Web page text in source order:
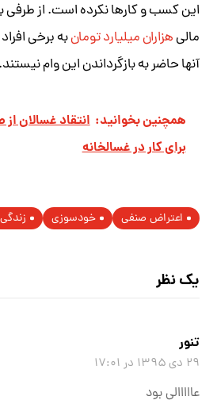
این کسب و کارها نکرده است. از
مالیهزاران میلیارد تومانبه برخی
آنها حاضر به بازگرداندن این وام نیستند.
همچنین بخوانید: انتقاد غسالان
برای کار در غسالخانه
اعتراض صنفی خودسوزی
یک نظر
تنور
۲۹ دی ۱۳۹۵ در ۱۷:۰۱
عااااالی بود